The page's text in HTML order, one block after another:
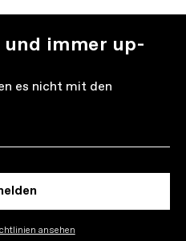
immer up-
es nicht mit den
ansehen